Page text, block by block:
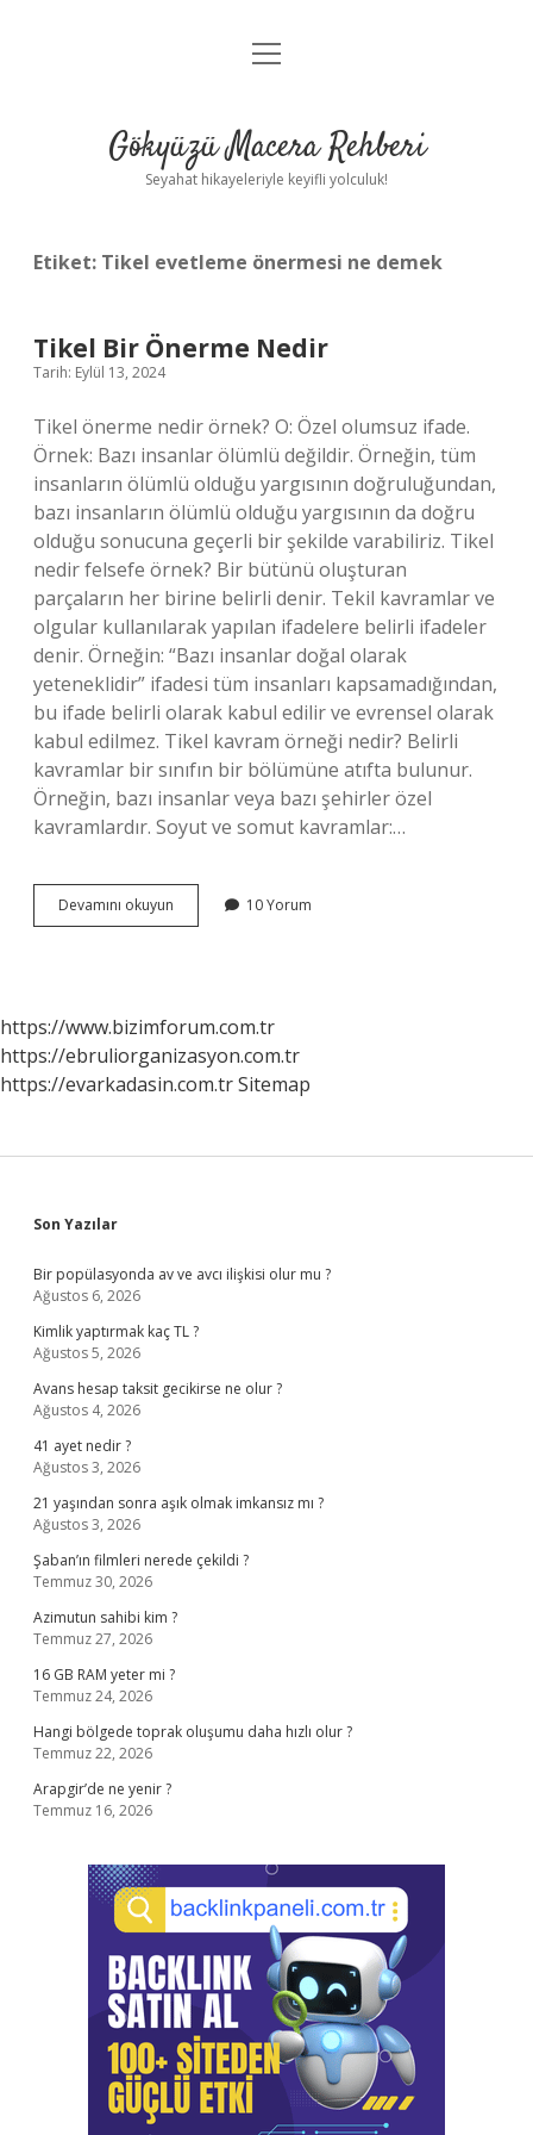
Anasayfa
Yasal Uyarı
menüyü
Gökyüzü Macera Rehberi
Seyahat hikayeleriyle keyifli yolculuk!
Etiket: Tikel evetleme önermesi ne demek
Tikel Bir Önerme Nedir
Tarih: Eylül 13, 2024
Tikel önerme nedir örnek? O: Özel olumsuz ifade.
Örnek: Bazı insanlar ölümlü değildir. Örneğin, tüm
insanların ölümlü olduğu yargısının doğruluğundan,
bazı insanların ölümlü olduğu yargısının da doğru
olduğu sonucuna geçerli bir şekilde varabiliriz. Tikel
nedir felsefe örnek? Bir bütünü oluşturan
parçaların her birine belirli denir. Tekil kavramlar ve
olgular kullanılarak yapılan ifadelere belirli ifadeler
denir. Örneğin: “Bazı insanlar doğal olarak
yeteneklidir” ifadesi tüm insanları kapsamadığından,
bu ifade belirli olarak kabul edilir ve evrensel olarak
kabul edilmez. Tikel kavram örneği nedir? Belirli
kavramlar bir sınıfın bir bölümüne atıfta bulunur.
Örneğin, bazı insanlar veya bazı şehirler özel
kavramlardır. Soyut ve somut kavramlar:…
Devamını okuyun
Bir
10 Yorum
https://www.bizimforum.com.tr
https://ebruliorganizasyon.com.tr
https://evarkadasin.com.trSitemap
Sidebar
Son Yazılar
Bir popülasyonda av ve avcı ilişkisi olur mu ?
Ağustos 6, 2026
Kimlik yaptırmak kaç TL ?
Ağustos 5, 2026
Avans hesap taksit gecikirse ne olur ?
Ağustos 4, 2026
41 ayet nedir ?
Ağustos 3, 2026
21 yaşından sonra aşık olmak imkansız mı ?
Ağustos 3, 2026
Şaban’ın filmleri nerede çekildi ?
Temmuz 30, 2026
Azimutun sahibi kim ?
Temmuz 27, 2026
16 GB RAM yeter mi ?
Temmuz 24, 2026
Hangi bölgede toprak oluşumu daha hızlı olur ?
Temmuz 22, 2026
Arapgir’de ne yenir ?
Temmuz 16, 2026